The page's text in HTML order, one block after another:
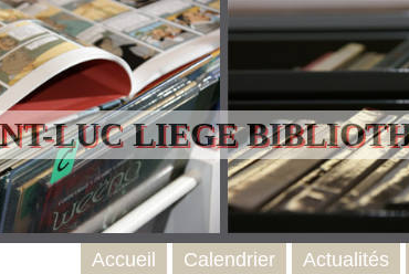
LUC LIEGE
Accueil Calendrier Actualités